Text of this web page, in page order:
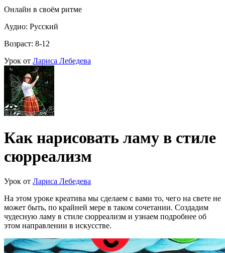
Онлайн в своём ритме
Аудио: Русский
Возраст: 8-12
Урок от Лариса Лебедева
Как нарисовать ламу в стиле
сюрреализм
Урок от Лариса Лебедева
На этом уроке креатива мы сделаем с вами то, чего на свете не
может быть, по крайней мере в таком сочетании. Создадим
чудесную ламу в стиле сюрреализм и узнаем подробнее об
этом направлении в искусстве.